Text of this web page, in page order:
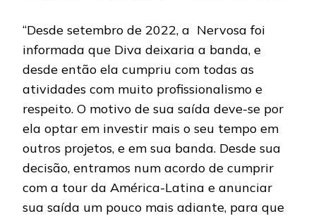
“Desde setembro de 2022, a Nervosa foi
informada que Diva deixaria a banda, e
desde então ela cumpriu com todas as
atividades com muito profissionalismo e
respeito. O motivo de sua saída deve-se por
ela optar em investir mais o seu tempo em
outros projetos, e em sua banda. Desde sua
decisão, entramos num acordo de cumprir
com a tour da América-Latina e anunciar
sua saída um pouco mais adiante, para que